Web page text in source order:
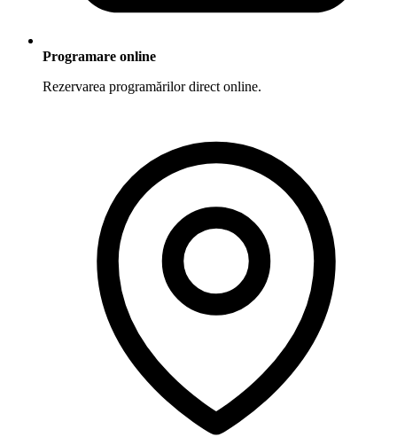
Programare online
Rezervarea programărilor direct online.